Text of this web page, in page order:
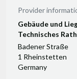
Provider
Gebäude und
Technisches
Badener Straße
1 Rheinstetten
Germany